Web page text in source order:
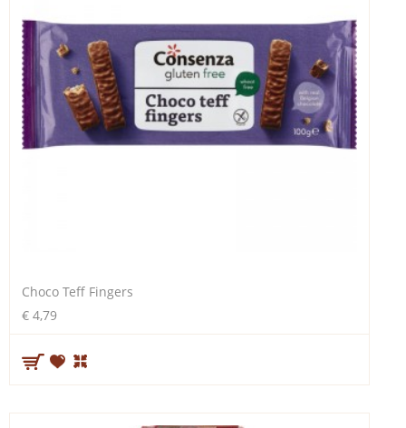
Choco Teff Fingers
€ 4,79